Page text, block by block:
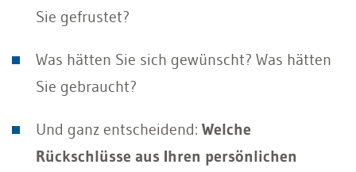
Sie gefrustet?
Was hätten Sie sich gewünscht? Was hätten
Sie gebraucht?
Und ganz entscheidend: Welche
Rückschlüsse aus Ihren persönlichen